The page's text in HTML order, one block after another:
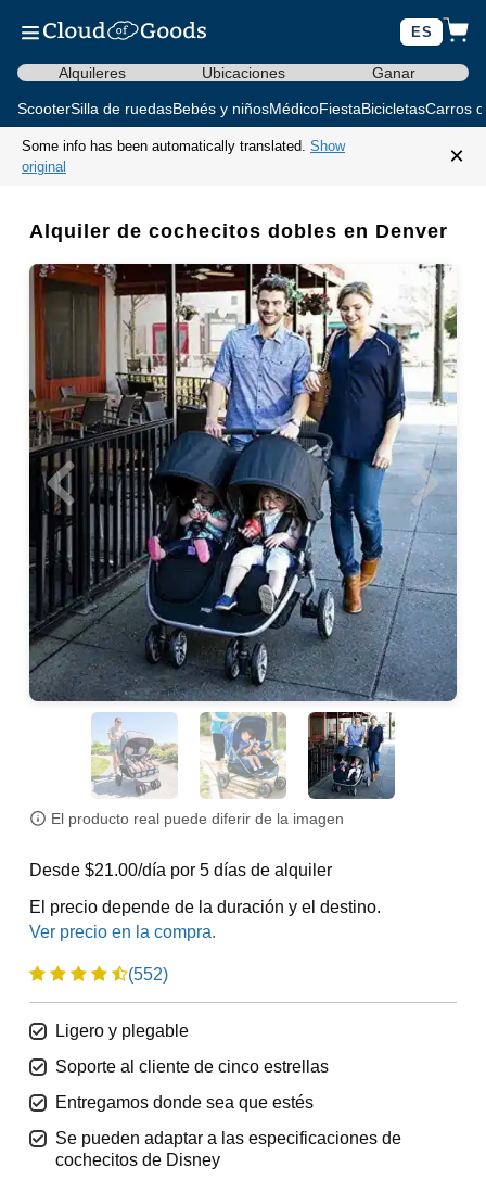
ES
Alquileres Ubicaciones Ganar
ScooterSilla de ruedasBebés y niñosMédicoFiestaBicicletasCarros
Some info has been automatically translated. Show
original
×
Alquiler de cochecitos dobles en Denver
El producto real puede diferir de la imagen
Desde $21.00/día por 5 días de alquiler
El precio depende de la duración y el destino.
(552)
Ligero y plegable
Soporte al cliente de cinco estrellas
Entregamos donde sea que estés
Se pueden adaptar a las especificaciones de
cochecitos de Disney